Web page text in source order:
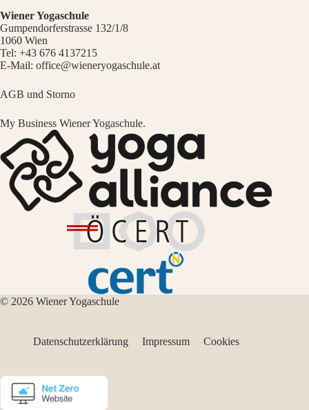
Wiener Yogaschule
Gumpendorferstrasse 132/1/8
1060 Wien
Tel: +43 676 4137215
E-Mail: office@wieneryogaschule.at
AGB und Storno
My Business Wiener Yogaschule.
© 2026 Wiener Yogaschule
Datenschutzerklärung Impressum Cookies